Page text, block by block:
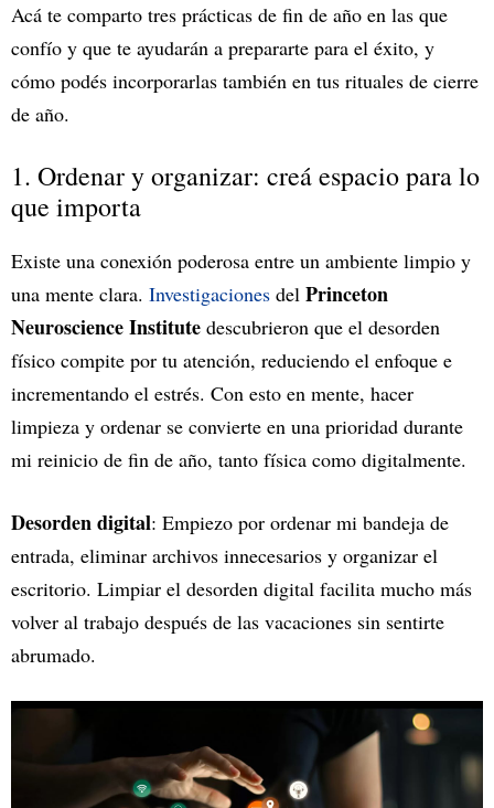
Acá te comparto tres prácticas de fin de año en las que
confío y que te ayudarán a prepararte para el éxito, y
cómo podés incorporarlas también en tus rituales de cierre
de año.
1. Ordenar y organizar: creá espacio para lo
que importa
Existe una conexión poderosa entre un ambiente limpio y
una mente clara. Investigaciones del Princeton
Neuroscience Institute descubrieron que el desorden
físico compite por tu atención, reduciendo el enfoque e
incrementando el estrés. Con esto en mente, hacer
limpieza y ordenar se convierte en una prioridad durante
mi reinicio de fin de año, tanto física como digitalmente.
Desorden digital: Empiezo por ordenar mi bandeja de
entrada, eliminar archivos innecesarios y organizar el
escritorio. Limpiar el desorden digital facilita mucho más
volver al trabajo después de las vacaciones sin sentirte
abrumado.